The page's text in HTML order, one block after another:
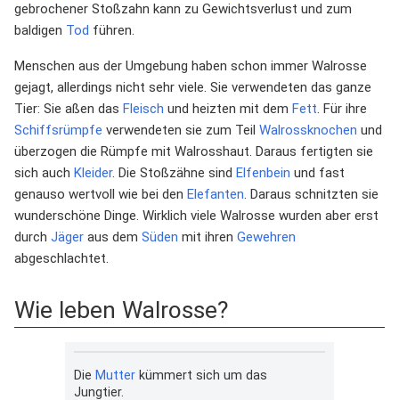
gebrochener Stoßzahn kann zu Gewichtsverlust und zum
baldigen Tod führen.
Menschen aus der Umgebung haben schon immer Walrosse
gejagt, allerdings nicht sehr viele. Sie verwendeten das ganze
Tier: Sie aßen das Fleisch und heizten mit dem Fett. Für ihre
Schiffsrümpfe verwendeten sie zum Teil Walrossknochen und
überzogen die Rümpfe mit Walrosshaut. Daraus fertigten sie
sich auch Kleider. Die Stoßzähne sind Elfenbein und fast
genauso wertvoll wie bei den Elefanten. Daraus schnitzten sie
wunderschöne Dinge. Wirklich viele Walrosse wurden aber erst
durch Jäger aus dem Süden mit ihren Gewehren
abgeschlachtet.
Wie leben Walrosse?
Die Mutterkümmert sich um das
Jungtier.